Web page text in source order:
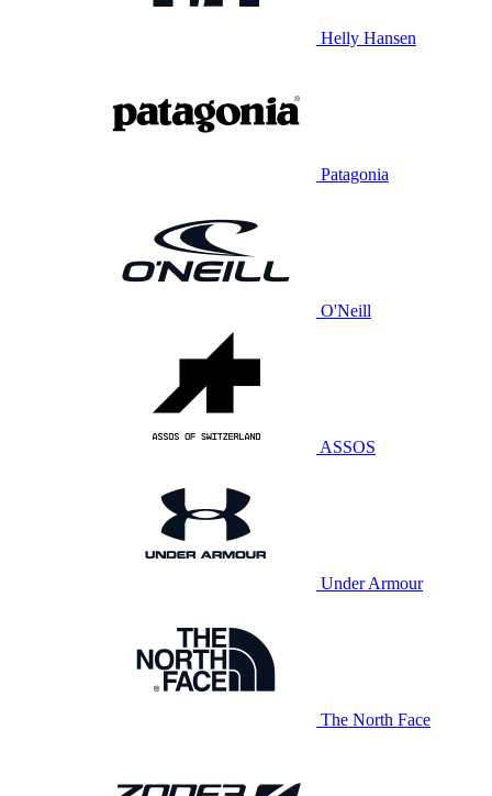
Helly Hansen
Patagonia
O'Neill
ASSOS
Under Armour
The North Face